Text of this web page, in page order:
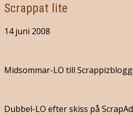
Scrappat lite
14 juni 2008
Midsommar-LO till
Dubbel-LO efter skiss på